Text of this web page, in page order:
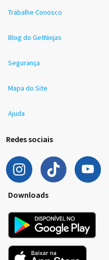
Trabalhe Conosco
Blog do GetNinjas
Segurança
Mapa do Site
Ajuda
Redes sociais
Downloads